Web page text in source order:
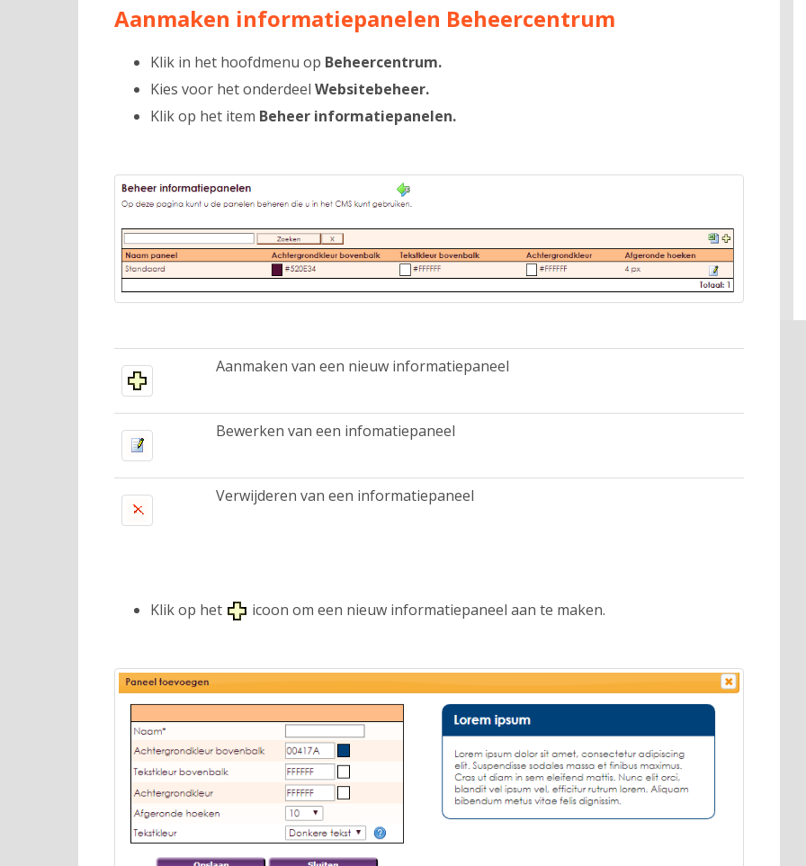
Aanmaken informatiepanelen Beheercentrum
Klik in het hoofdmenu op Beheercentrum.
Kies voor het onderdeel Websitebeheer.
Klik op het item Beheer informatiepanelen.
Aanmaken van een nieuw informatiepaneel
Bewerken van een infomatiepaneel
Verwijderen van een informatiepaneel
Klik op het icoon om een nieuw informatiepaneel aan te maken.